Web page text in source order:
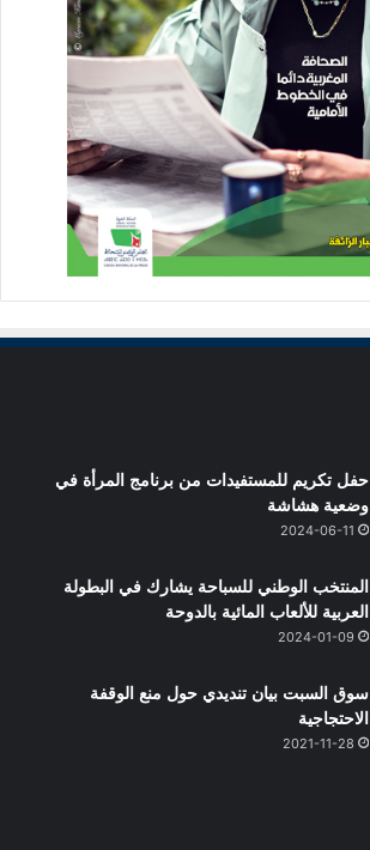
حفل تكريم للمستفيدات من برنامج المرأة في
وضعية هشاشة
2024-06-11
المنتخب الوطني للسباحة يشارك في البطولة
العربية للألعاب المائية بالدوحة
2024-01-09
سوق السبت بيان تنديدي حول منع الوقفة
الاحتجاجية
2021-11-28